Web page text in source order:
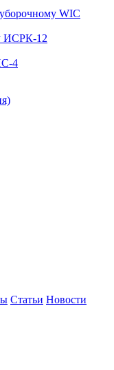
WIC
ИСРК-12
4
Статьи Новости